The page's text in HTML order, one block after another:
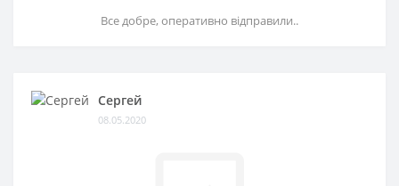
Все добре, оперативно відправили..
Сергей
08.05.2020